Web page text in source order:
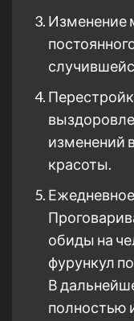
Изменение
изменений
красоты.
обиды на
фурункул
В
полностью